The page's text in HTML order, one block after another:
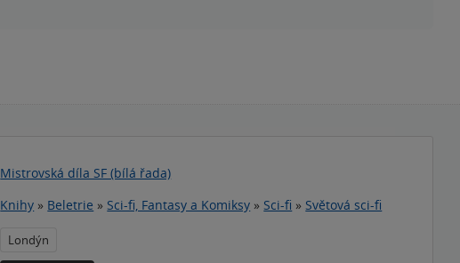
Mistrovská díla SF (bílá řada)
Knihy » Beletrie » Sci-fi, Fantasy a Komiksy » Sci-fi » Světová sci-fi
Londýn